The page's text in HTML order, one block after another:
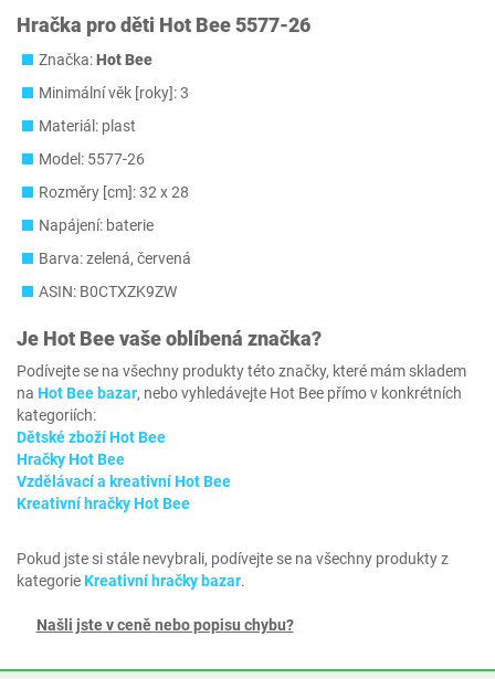
Hračka pro děti Hot Bee 5577-26
Značka:Hot Bee
Minimální věk [roky]: 3
Materiál: plast
Model: 5577-26
Rozměry [cm]: 32 x 28
Napájení: baterie
Barva: zelená, červená
ASIN: B0CTXZK9ZW
Je Hot Beevaše oblíbená značka?
Podívejte se na všechny produkty této značky, které mám skladem
na Hot Bee bazar, nebo vyhledávejte Hot Bee přímo v konkrétních
kategoriích:
Dětské zboží Hot Bee
Hračky Hot Bee
Vzdělávací a kreativní Hot Bee
Kreativní hračky Hot Bee
Pokud jste si stále nevybrali, podívejte se na všechny produkty z
kategorieKreativní hračky bazar.
Našli jste v ceně nebo popisu chybu?